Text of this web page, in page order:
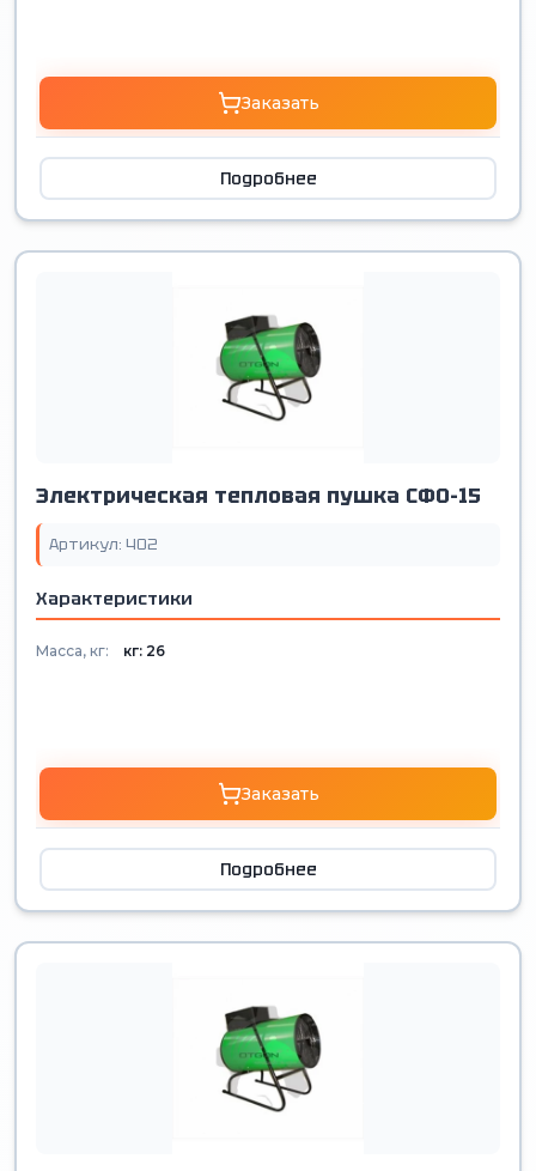
Заказать
Подробнее
Электрическая тепловая пушка СФО-15
Артикул: 402
Характеристики
Масса, кг: кг: 26
Заказать
Подробнее